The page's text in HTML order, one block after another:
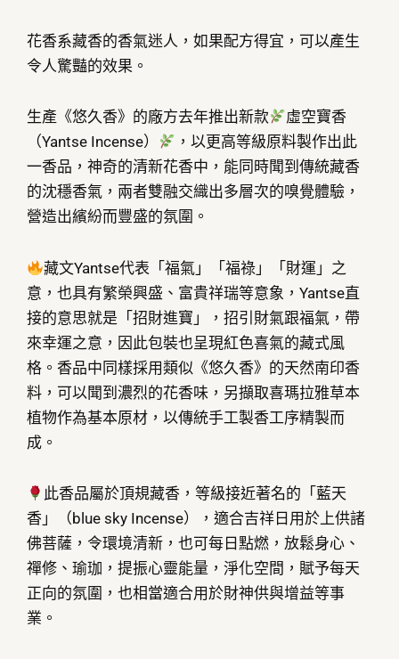
花香系藏香的香氣迷人，如果配方得宜，可以產生
令人驚豔的效果。
生產《悠久香》的廠方去年推出新款
虛空寶香
（Yantse Incense）
，以更高等級原料製作出此
一香品，神奇的清新花香中，能同時聞到傳統藏香
的沈穩香氣，兩者雙融交織出多層次的嗅覺體驗，
營造出繽紛而豐盛的氛圍。
藏文Yantse代表「福氣」「福祿」「財運」之
意，也具有繁榮興盛、富貴祥瑞等意象，Yantse直
接的意思就是「招財進寶」，招引財氣跟福氣，帶
來幸運之意，因此包裝也呈現紅色喜氣的藏式風
格。香品中同樣採用類似《悠久香》的天然南印香
料，可以聞到濃烈的花香味，另擷取喜瑪拉雅草本
植物作為基本原材，以傳統手工製香工序精製而
成。
此香品屬於頂規藏香，等級接近著名的「藍天
香」（blue sky Incense），適合吉祥日用於上供諸
佛菩薩，令環境清新，也可每日點燃，放鬆身心、
禪修、瑜珈，提振心靈能量，淨化空間，賦予每天
正向的氛圍，也相當適合用於財神供與增益等事
業。